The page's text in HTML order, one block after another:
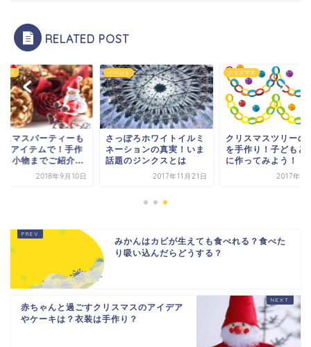
RELATED POST
マス
スマスパーティーも
アイテムで！手作
ら小物までご紹介...
2018年9月10日
イベント
さっぽろホワイトイルミ
ネーションの真実！いま
話題のジンクスとは
2017年11月21日
クリスマス
クリスマスツリーの
を手作り！子どもと
に作ってみよう！
2017年11
みかんはカビが生えても食べれる？食べた
り吸い込んだらどうする？
赤ちゃんと過ごすクリスマスのアイデア
やケーキは？衣装は手作り？